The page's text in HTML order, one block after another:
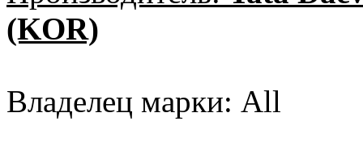
(KOR)
Владелец марки: All